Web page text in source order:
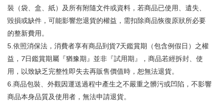
裝（袋、盒、紙）及所有附隨文件或資料，若商品已使用、遺失、
毀損或缺件，可能影響您退貨的權益，需扣除商品恢復原狀所必要
的整新費用。
5.依照消保法，消費者享有商品到貨7天鑑賞期（包含例假日）之權
益， 7日鑑賞期屬『猶豫期』並非『試用期』，商品若經拆封、使
用，以致缺乏完整性即失去再販售價值時，恕無法退貨。
6.商品包裝、外觀因運送過程中產生之不嚴重之髒污或凹陷，不影響
商品本身品質及使用者，無法申請退貨。